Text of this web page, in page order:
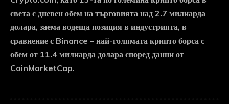
света с дневен обем на търговията над 2.7 милиарда
долара, заема водеща позиция в индустрията, в
сравнение с Binance – най-голямата крипто борса с
обем от 11.4 милиарда долара според данни от
CoinMarketCap.